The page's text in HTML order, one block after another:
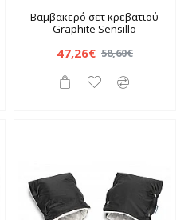
Βαμβακερό σετ κρεβατιού
Graphite Sensillo
47,26€ 58,60€